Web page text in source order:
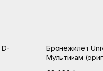
Бронежилет
Мультикам